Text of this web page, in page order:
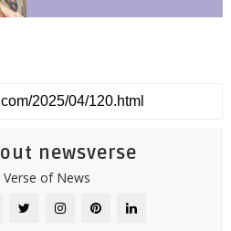
newsverse
Verse of News